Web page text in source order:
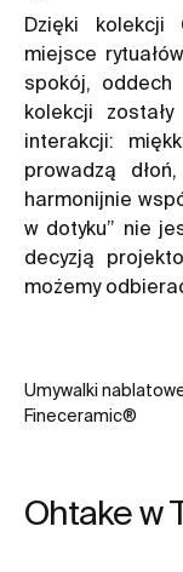
Dzięki kolekcji
miejsce
spokój, oddech
kolekcji
interakcji:
prowadzą
harmonijnie
w dotyku” nie
decyzją
możemy
Ohtake w
Umywalki
Fineceramic®